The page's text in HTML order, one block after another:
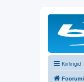
Kiirlingid